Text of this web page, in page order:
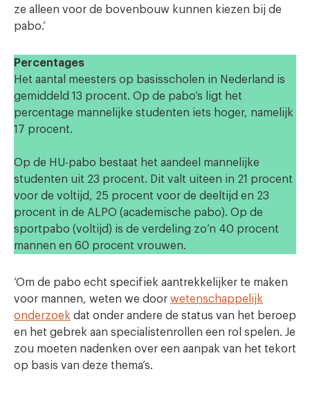
ze alleen voor de bovenbouw kunnen kiezen bij de
pabo.’
Percentages
Het aantal meesters op basisscholen in Nederland is
gemiddeld 13 procent. Op de pabo‘s ligt het
percentage mannelijke studenten iets hoger, namelijk
17 procent.
Op de HU-pabo bestaat het aandeel mannelijke
studenten uit 23 procent. Dit valt uiteen in 21 procent
voor de voltijd, 25 procent voor de deeltijd en 23
procent in de ALPO (academische pabo). Op de
sportpabo (voltijd) is de verdeling zo’n 40 procent
mannen en 60 procent vrouwen.
‘Om de pabo echt specifiek aantrekkelijker te maken
voor mannen, weten we door wetenschappelijk
onderzoek dat onder andere de status van het beroep
en het gebrek aan specialistenrollen een rol spelen. Je
zou moeten nadenken over een aanpak van het tekort
op basis van deze thema’s.